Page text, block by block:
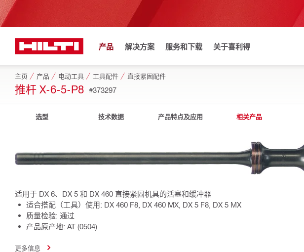
产品 解决方案 服务和下载 关于喜利得
主页 产品 电动工具 工具配件 直接紧固配件
推杆 X-6-5-P8 #373297
选型 技术数据 产品特点及应用 相关产品
适用于 DX 6、DX 5 和 DX 460 直接紧固机具的活塞和缓冲器
适合搭配（工具）使用: DX 460 F8, DX 460 MX, DX 5 F8, DX 5 MX
质量检验: 通过
产品原产地: AT (0504)
更多信息